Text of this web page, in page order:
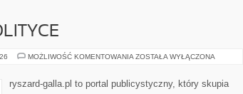
MOŻLIWOŚĆ KOMENTOWANIA FAKTY
POLITYCE
ZOSTAŁA WYŁĄCZONA
ryszard-galla.pl to portal publicystyczny, który skupia